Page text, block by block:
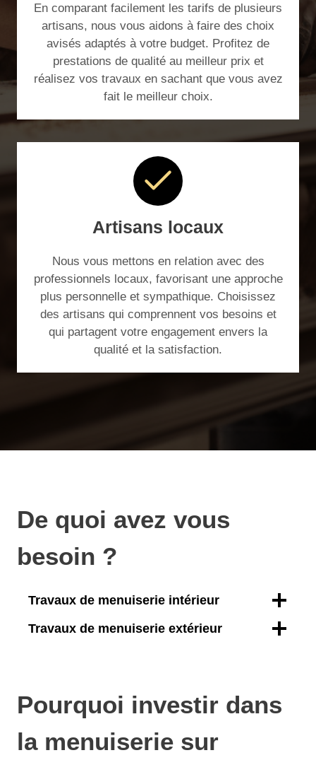
En comparant facilement les tarifs de plusieurs
artisans, nous vous aidons à faire des choix
avisés adaptés à votre budget. Profitez de
prestations de qualité au meilleur prix et
réalisez vos travaux en sachant que vous avez
fait le meilleur choix.
Artisans locaux
Nous vous mettons en relation avec des
professionnels locaux, favorisant une approche
plus personnelle et sympathique. Choisissez
des artisans qui comprennent vos besoins et
qui partagent votre engagement envers la
qualité et la satisfaction.
De quoi avez vous
besoin ?
Travaux de menuiserie intérieur
Travaux de menuiserie extérieur
Pourquoi investir dans
la menuiserie sur